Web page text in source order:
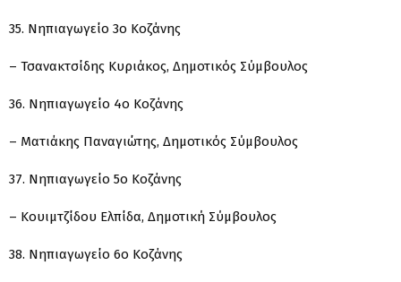
35. Νηπιαγωγείο 3ο Κοζάνης
– Τσανακτσίδης Κυριάκος, Δημοτικός Σύμβουλος
36. Νηπιαγωγείο 4ο Κοζάνης
– Ματιάκης Παναγιώτης, Δημοτικός Σύμβουλος
37. Νηπιαγωγείο 5ο Κοζάνης
– Κουιμτζίδου Ελπίδα, Δημοτική Σύμβουλος
38. Νηπιαγωγείο 6ο Κοζάνης